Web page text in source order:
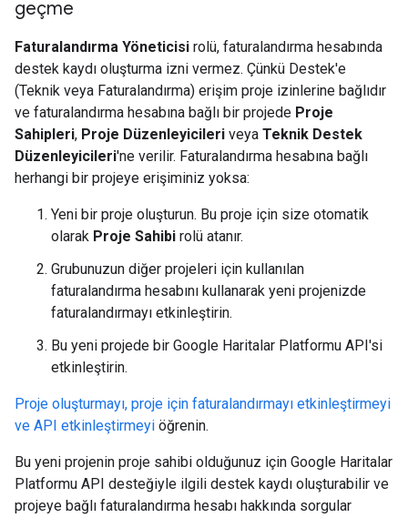
geçme
Faturalandırma Yöneticisi rolü, faturalandırma hesabında
destek kaydı oluşturma izni vermez. Çünkü Destek'e
(Teknik veya Faturalandırma) erişim proje izinlerine bağlıdır
ve faturalandırma hesabına bağlı bir projede Proje
Sahipleri, Proje Düzenleyicileri veya Teknik Destek
Düzenleyicileri'ne verilir. Faturalandırma hesabına bağlı
herhangi bir projeye erişiminiz yoksa:
Yeni bir proje oluşturun. Bu proje için size otomatik
olarak Proje Sahibi rolü atanır.
Grubunuzun diğer projeleri için kullanılan
faturalandırma hesabını kullanarak yeni projenizde
faturalandırmayı etkinleştirin.
Bu yeni projede bir Google Haritalar Platformu API'si
etkinleştirin.
Proje oluşturmayı, proje için faturalandırmayı etkinleştirmeyi
ve API etkinleştirmeyi öğrenin.
Bu yeni projenin proje sahibi olduğunuz için Google Haritalar
Platformu API desteğiyle ilgili destek kaydı oluşturabilir ve
projeye bağlı faturalandırma hesabı hakkında sorgular